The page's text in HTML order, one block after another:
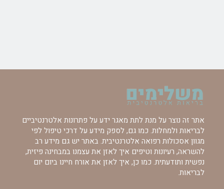
אתר זה נוצר על מנת לתת מאגר ידע על פתרונות אלטרנטיביים
לבריאות ולמחלות. כמו גם, לספק מידע על דרכי טיפול לפי
מגוון אסכולות רפואה אלטרנטיבית. באתר יש גם מידע רב
להשראה, רעיונות וטיפים איך לאזן את עצמנו במבחינה פיזית,
נפשית ותודעתית. כמו כן, איך לאזן את אורח חיינו ביום יום
לבריאות.